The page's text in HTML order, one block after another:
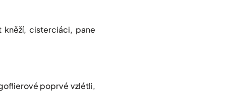
cisterciáci, pane
poprvé vzlétli,